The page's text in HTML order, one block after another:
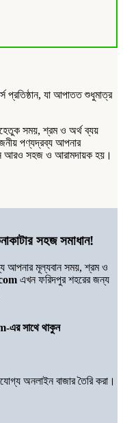
প্রতিষ্ঠান, যা আপাতত শুধুমাত্র
সময়, শ্রম ও অর্থ ব্যয়
পণ্যদ্রব্য আপনার
আরও সহজ ও আরামদায়ক হয়।
সহজ সমাধান!
আপনার মূল্যবান সময়, শ্রম ও
এখন ফরিদপুর শহরের জন্য
এর সাথে থাকুন
অনলাইন বাজার তৈরি করা।